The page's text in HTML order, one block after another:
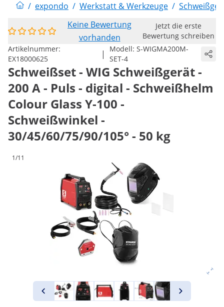
/ expondo / Werkstatt & Werkzeuge /
Keine Bewertung
vorhanden
Jetzt die erste
Bewertung schreiben
Artikelnummer:
EX18000625
| Modell: S-WIGMA200M-
SET-4
Schweißset - WIG Schweißgerät -
200 A - Puls - digital - Schweißhelm
Colour Glass Y-100 -
Schweißwinkel -
30/45/60/75/90/105° - 50 kg
1/11